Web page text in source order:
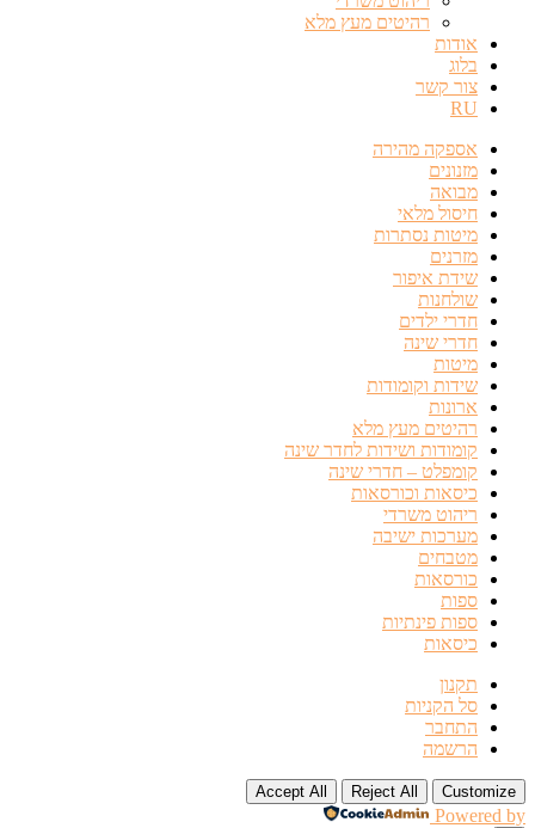
רהיטים מעץ מלא
אודות
בלוג
צור קשר
RU
אספקה מהירה
מזנונים
מבואה
חיסול מלאי
מיטות נסתרות
מזרנים
שידת איפור
שולחנות
חדרי ילדים
חדרי שינה
מיטות
שידות וקומודות
ארונות
רהיטים מעץ מלא
קומודות ושידות לחדר שינה
קומפלט – חדרי שינה
כיסאות וכורסאות
ריהוט משרדי
מערכות ישיבה
מטבחים
כורסאות
ספות
ספות פינתיות
כיסאות
תקנון
סל הקניות
התחבר
הרשמה
Customize
Reject All
Accept All
Powered by